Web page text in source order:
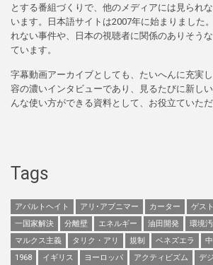
とする番組づくりで、他のメディアには見られ
います。日本語サイトは2007年に始まりました
れない事件や、日本の視聴者に関係のありそう
ています。
字幕動画アーカイブとしても、たいへんに充実
容の濃いインタビューであり、見るたびに新し
んな使い方ができる資料として、お役立ていただ
Tags
アパルトヘイト アリ･アブニマー カーター ゲスト
一国家解決
分離壁 エネルギー 油田開発 環境
マルクス主義
タリク・アリ 規制 ベネズエラ
1968
イギリス ヨーロッパ アクティビズム デ